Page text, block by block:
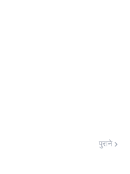
पुराने